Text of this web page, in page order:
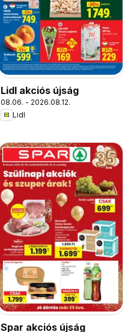
Lidl akciós újság
08.06. - 2026.08.12.
Lidl
Spar akciós újság